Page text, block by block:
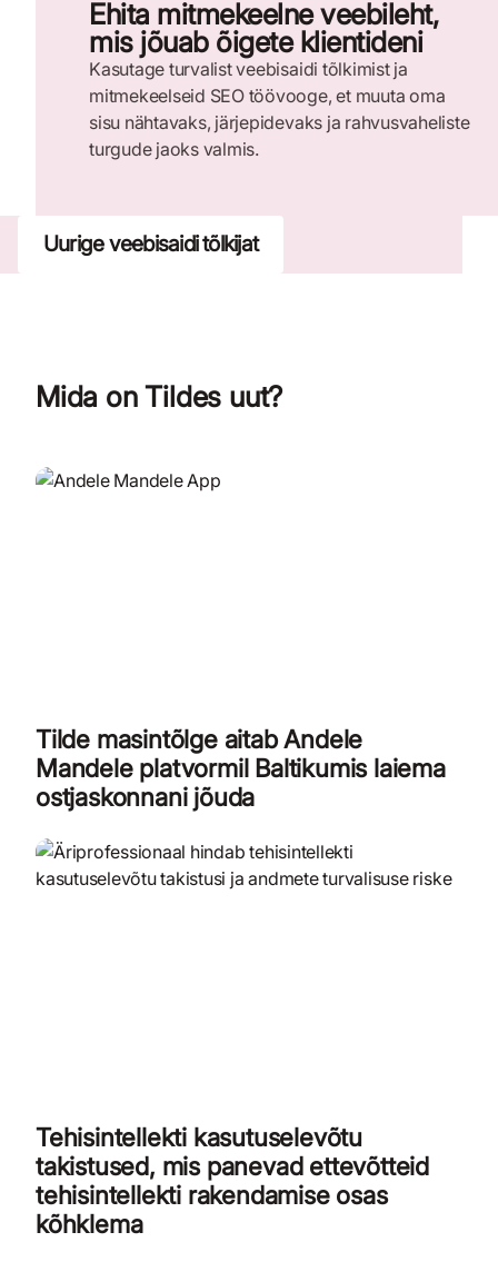
Ehita mitmekeelne veebileht,
mis jõuab õigete klientideni
Kasutage turvalist veebisaidi tõlkimist ja
mitmekeelseid SEO töövooge, et muuta oma
sisu nähtavaks, järjepidevaks ja rahvusvaheliste
turgude jaoks valmis.
Uurige veebisaidi tõlkijat
Mida on Tildes uut?
Tilde masintõlge aitab Andele
Mandele platvormil Baltikumis laiema
ostjaskonnani jõuda
Tehisintellekti kasutuselevõtu
takistused, mis panevad ettevõtteid
tehisintellekti rakendamise osas
kõhklema